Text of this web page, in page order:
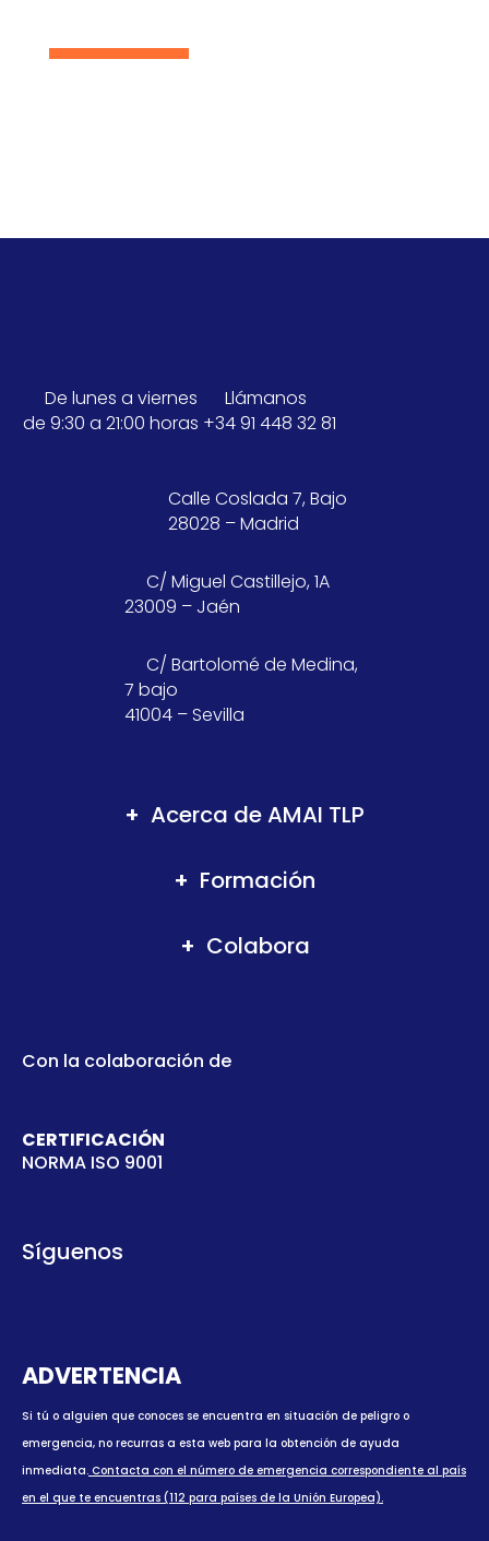
De lunes a viernes
de 9:30 a 21:00 horas
Llámanos
+34 91 448 32 81
Calle Coslada 7, Bajo
28028 – Madrid
C/ Miguel Castillejo, 1A
23009 – Jaén
C/ Bartolomé de Medina,
7 bajo
41004 – Sevilla
Acerca de AMAI TLP
Formación
Colabora
Con la colaboración de
CERTIFICACIÓN
NORMA ISO 9001
Síguenos
ADVERTENCIA
Si tú o alguien que conoces se encuentra en situación de peligro o
emergencia, no recurras a esta web para la obtención de ayuda
inmediata. Contacta con el número de emergencia correspondiente al país
en el que te encuentras (112 para países de la Unión Europea).